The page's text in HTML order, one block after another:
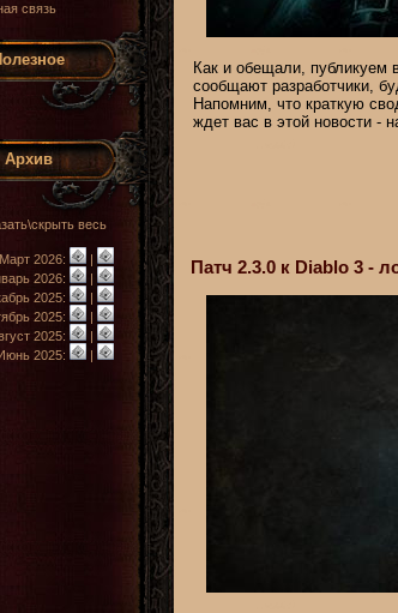
связь
Архив
весь
Март 2026:
|
2026:
|
2025:
|
2025:
|
2025:
|
2025:
|
Как и обещали, публикуем
сообщают разработчики,
Напомним, что краткую
ждет вас в этой новости -
Патч 2.3.0 к Diablo 3 -